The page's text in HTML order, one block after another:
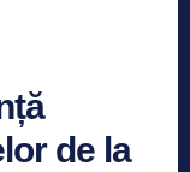
de la